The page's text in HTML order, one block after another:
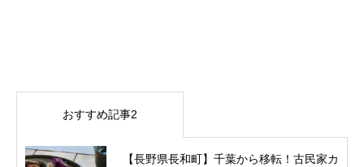
おすすめ記事2
【長野県長和町】千葉から移転！古民家カ